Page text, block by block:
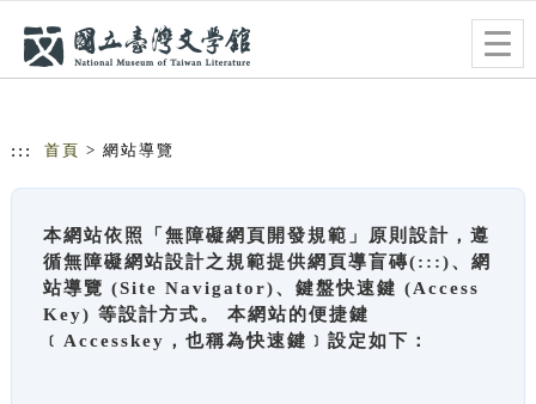
::: 首頁 > 網站導覽
本網站依照「無障礙網頁開發規範」原則設計，遵
循無障礙網站設計之規範提供網頁導盲磚(:::)、網
站導覽 (Site Navigator)、鍵盤快速鍵 (Access
Key) 等設計方式。 本網站的便捷鍵
﹝Accesskey，也稱為快速鍵﹞設定如下：